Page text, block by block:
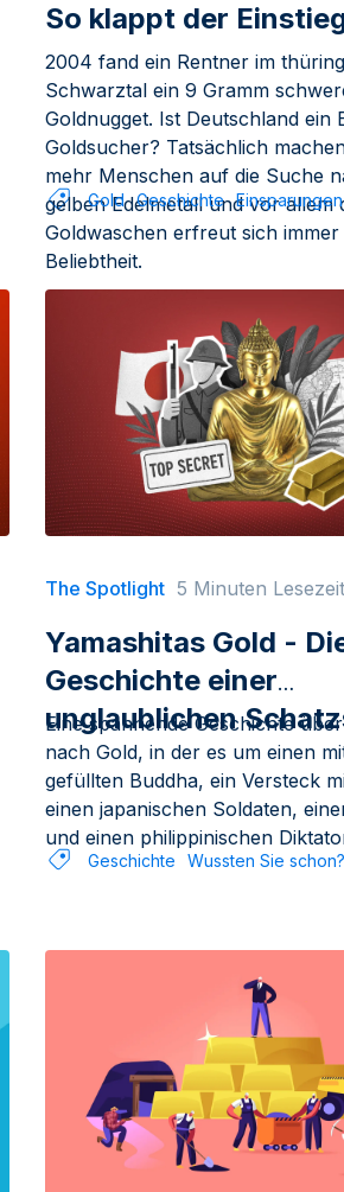
So klappt der
2004 fand ein Rentner im
Schwarztal ein 9 Gramm
Goldnugget. Ist Deutschland ein
Goldsucher? Tatsächlich
mehr Menschen auf die Suche
gelben Edelmetall und vor allem
Goldwaschen erfreut sich
Beliebtheit.
Gold Geschichte Einsparungen
The Spotlight 5 Minuten Lesezeit
Yamashitas Gold -
Geschichte einer
unglaublichen
Eine spannende Geschichte
nach Gold, in der es um einen
gefüllten Buddha, ein Versteck
einen japanischen Soldaten,
und einen philippinischen
Geschichte Wussten Sie schon?